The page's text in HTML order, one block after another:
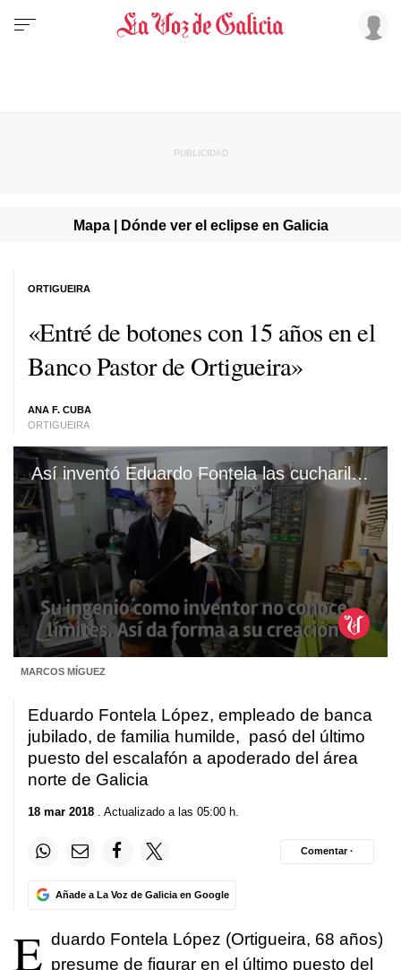
Mapa | Dónde ver el eclipse en Galicia
«Entré de botones con 15 años en el
Banco Pastor de Ortigueira»
ANA F. CUBA
ORTIGUEIRA
ORTIGUEIRA
Así inventó Eduardo Fontela las cucharillas de pesca gallegas
seconds
minutes,
seconds
MARCOS MÍGUEZ
Eduardo Fontela López, empleado de banca
jubilado, de familia humilde, pasó del último
puesto del escalafón a apoderado del área
norte de Galicia
18 mar 2018 . Actualizado a las 05:00 h.
Añade a La Voz de Galicia en Google
Comentar ·
E duardo Fontela López (Ortigueira, 68 años)
presume de figurar en el último puesto del